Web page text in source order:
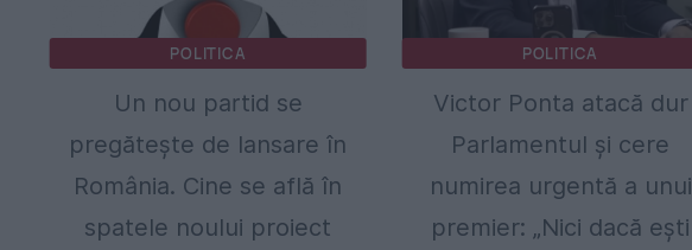
POLITICA
Un nou partid se
pregătește de lansare în
România. Cine se află în
spatele noului proiect
POLITICA
Victor Ponta atacă dur
Parlamentul și cere
numirea urgentă a unui
premier: „Nici dacă ești